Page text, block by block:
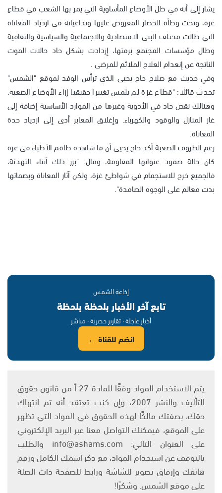
يشار إلى أنه في ظل الأوضاع المأساوية التي يمر بها الشعب في قطاع
غزة، وتحت وطأة الحصار المفروض عليها وتداعياته في ازدياد المعاناة
التي طالت مختلف البنى الاقتصادية والاجتماعية والسياسية والثقافية
وطال مؤسسات المجتمع برمتها، إزدادت بشكل حاد حالات الموت
الناتجة عن إنعدام العلاج الملائم للمرضى .
وفي حديث مع صلاح حاج يحيى الذي ترأس الوفد لموقع "الشمس"
تحدث قائلا: "قطاع غزة لم يلمس تغييرا حقيقيا إزاء الأوضاع الصعبة.
وهنالك نقص حاد في الأدوية وغيرها من الموارد الأساسية إضافة إلى
غاز المنازل والوقود والكهرباء. وإغلاق المعابر أدى إلى ازدياد حدة
المعاناة.
رغم الظروف الصعبة أكد حاج يحيى أن ما شاهده طاقم الأطباء في غزة
كان حالة صمود عنوانها المقاومة، وقال: "برز ذلك أثناء التهدئة،
فالجميع خرج للاستجمام في شواطئ غزة، ولكن آثار المعاناة وبصماتها
بدت معالم على الوجوه الصامدة".
إذاعة الشمس
تابع آخر الأخبار بلحظة بلحظة
أخبار عاجلة · تقارير حصرية · مباشر
انضم للقناة ←
يتم الاستخدام المواد وفقًا للمادة 27 أ من قانون حقوق
التأليف والنشر 2007، وإن كنت تعتقد أنه تم انتهاك
حقك، بصفتك مالكًا لهذه الحقوق في المواد التي تظهر
على الموقع، فيمكنك التواصل معنا عبر البريد الإلكتروني
على العنوان التالي: info@ashams.com والطلب
بالتوقف عن استخدام المواد، مع ذكر اسمك الكامل ورقم
هاتفك وإرفاق تصوير للشاشة ورابط للصفحة ذات الصلة
على موقع الشمس. وشكرًا!